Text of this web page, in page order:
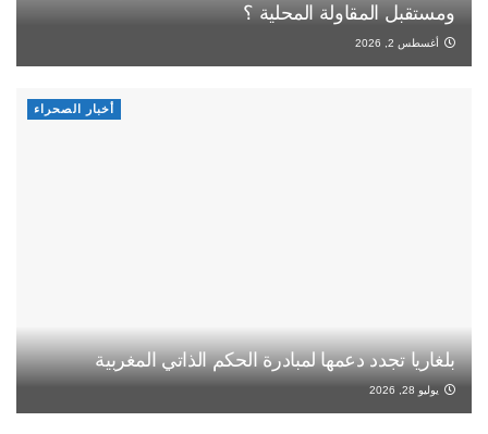
ومستقبل المقاولة المحلية ؟
أغسطس 2, 2026
أخبار الصحراء
بلغاريا تجدد دعمها لمبادرة الحكم الذاتي المغربية
يوليو 28, 2026